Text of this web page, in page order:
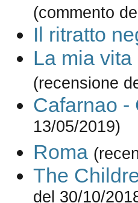
(commento
Il ritratto
La mia
(recensione
Cafarnao -
13/05/2019)
Roma
The